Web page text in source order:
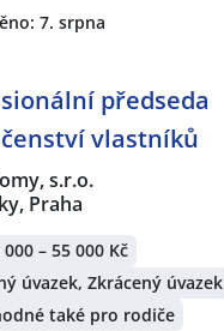
7. srpna
předseda
vlastníků
s.r.o.
Praha
000 – 55 000 Kč
úvazek, Zkrácený úvazek
také pro rodiče